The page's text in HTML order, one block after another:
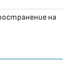
на